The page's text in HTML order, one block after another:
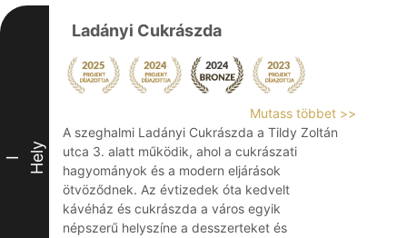
I Hely
Ladányi Cukrászda
Mutass többet >>
A szeghalmi Ladányi Cukrászda a Tildy Zoltán
utca 3. alatt működik, ahol a cukrászati
hagyományok és a modern eljárások
ötvöződnek. Az évtizedek óta kedvelt
kávéház és cukrászda a város egyik
népszerű helyszíne a desszerteket és